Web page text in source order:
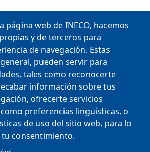
página web de INECO, hacemos
y de terceros para
de navegación. Estas
pueden servir para
tales como reconocerte
información sobre tus
ofrecerte servicios
preferencias lingüísticas, o
de uso del sitio web, para lo
consentimiento.